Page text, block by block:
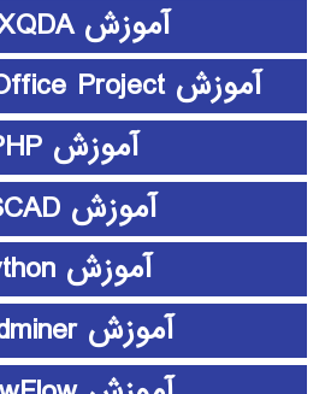
آموزش MAXQDA
آموزش Microsoft Office Project
آموزش PHP
آموزش PSCAD
آموزش python
آموزش rapidminer